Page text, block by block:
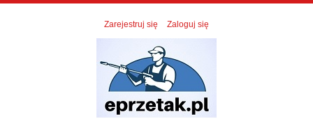
Zarejestruj się Zaloguj się